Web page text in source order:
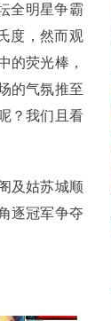
全明星争霸
度，然而观
的荧光棒，
的气氛推至
？我们且看
及姑苏城顺
逐冠军争夺